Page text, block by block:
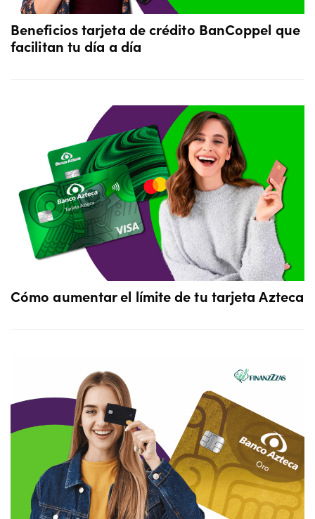
Beneficios tarjeta de crédito BanCoppel que
facilitan tu día a día
Cómo aumentar el límite de tu tarjeta Azteca